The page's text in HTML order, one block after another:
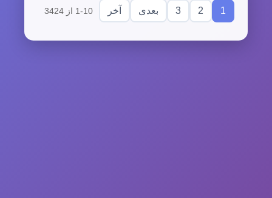
1
2
3 بعدی آخر 1-10 از 3424